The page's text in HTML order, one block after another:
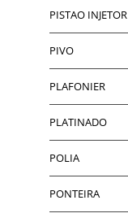
PISTAO INJETOR
PIVO
PLAFONIER
PLATINADO
POLIA
PONTEIRA